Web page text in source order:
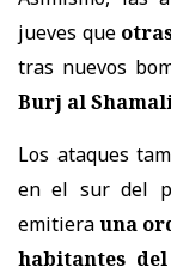
jueves que
tras nuevos
Burj al
Los ataques
en el sur del
emitierauna
habitantes